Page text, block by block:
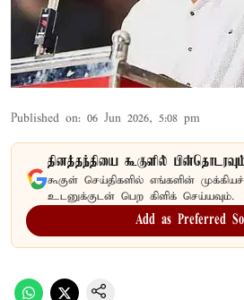
Published on: 06 Jun 2026, 5:08 pm
தினத்தந்தியை கூகுளில் பின்தொடரவும்
கூகுள் செய்திகளில் எங்களின்
உடனுக்குடன் பெற கிளிக் செய்யவும்.
Add as Preferred